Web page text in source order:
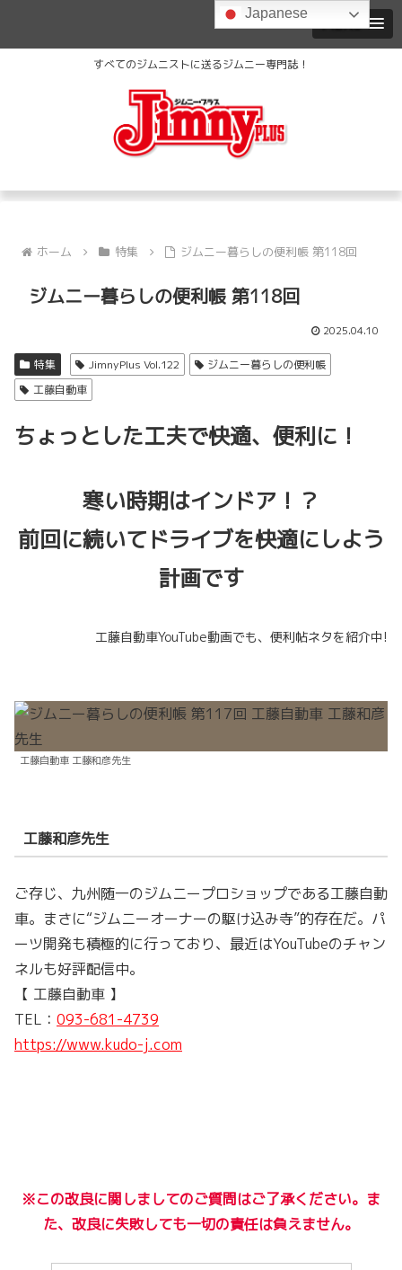
MENU
すべてのジムニストに送るジムニー専門誌！
ホーム 特集 ジムニー暮らしの便利帳 第118回
ジムニー暮らしの便利帳 第118回
2025.04.10
特集 JimnyPlus Vol.122
ジムニー暮らしの便利帳
工藤自動車
ちょっとした工夫で快適、便利に！
寒い時期はインドア！？
前回に続いてドライブを快適にしよう
計画です
工藤自動車YouTube動画でも、便利帖ネタを紹介中!
工藤自動車 工藤和彦先生
工藤和彦先生
ご存じ、九州随一のジムニープロショップである工藤自動
車。まさに“ジムニーオーナーの駆け込み寺”的存在だ。パ
ーツ開発も積極的に行っており、最近はYouTubeのチャン
ネルも好評配信中。
【 工藤自動車 】
TEL： 093-681-4739
https://www.kudo-j.com
※この改良に関しましてのご質問はご了承ください。ま
た、改良に失敗しても一切の責任は負えません。
Japanese